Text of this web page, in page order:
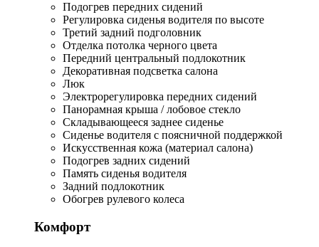
Подогрев передних сидений
Регулировка сиденья водителя по высоте
Третий задний подголовник
Отделка потолка черного цвета
Передний центральный подлокотник
Декоративная подсветка салона
Люк
Электрорегулировка передних сидений
Панорамная крыша / лобовое стекло
Складывающееся заднее сиденье
Сиденье водителя с поясничной поддержкой
Искусственная кожа (материал салона)
Подогрев задних сидений
Память сиденья водителя
Задний подлокотник
Обогрев рулевого колеса
Комфорт